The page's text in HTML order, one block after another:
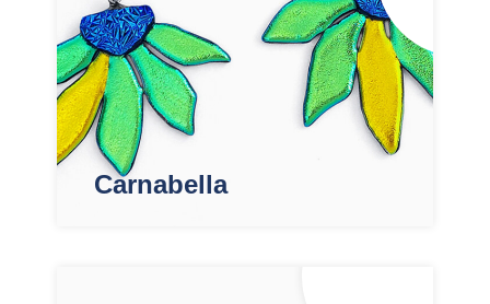
Carnabella